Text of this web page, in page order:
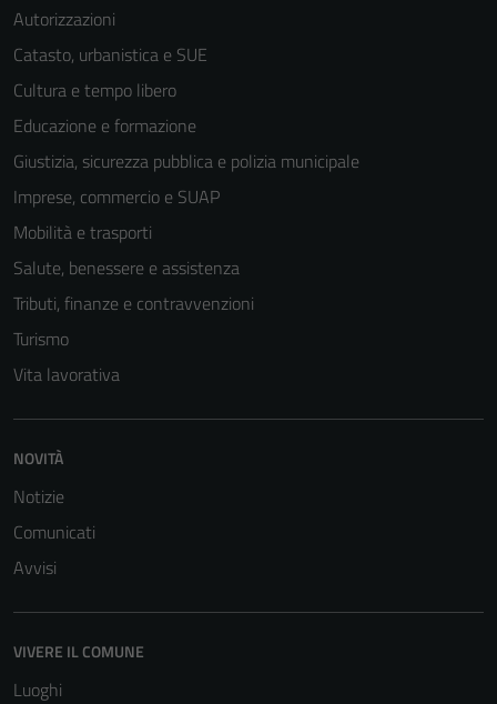
Autorizzazioni
Catasto, urbanistica e SUE
Cultura e tempo libero
Educazione e formazione
Giustizia, sicurezza pubblica e polizia municipale
Imprese, commercio e SUAP
Mobilità e trasporti
Salute, benessere e assistenza
Tributi, finanze e contravvenzioni
Turismo
Vita lavorativa
NOVITÀ
Notizie
Comunicati
Avvisi
VIVERE IL COMUNE
Luoghi